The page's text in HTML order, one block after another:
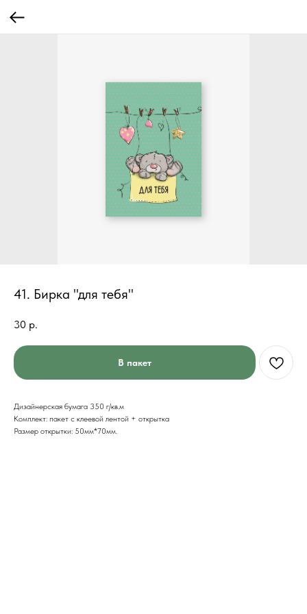
41. Бирка "для тебя"
30 р.
В пакет
Дизайнерская бумага 350 г/кв.м
Комплект: пакет с клеевой лентой + открытка
Размер открытки: 50мм*70мм.